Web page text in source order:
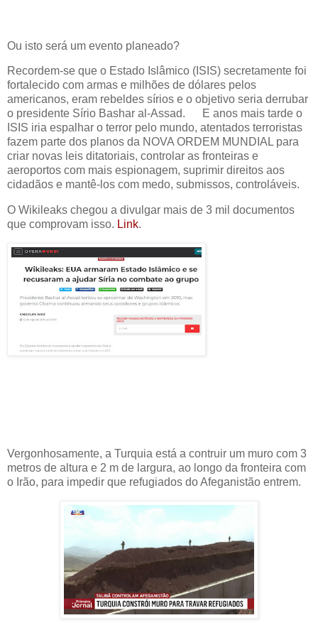
Ou isto será um evento planeado?
Recordem-se que o Estado Islâmico (ISIS) secretamente foi
fortalecido com armas e milhões de dólares pelos
americanos, eram rebeldes sírios e o objetivo seria derrubar
o presidente Sírio Bashar al-Assad. E anos mais tarde o
ISIS iria espalhar o terror pelo mundo, atentados terroristas
fazem parte dos planos da NOVA ORDEM MUNDIAL para
criar novas leis ditatoriais, controlar as fronteiras e
aeroportos com mais espionagem, suprimir direitos aos
cidadãos e mantê-los com medo, submissos, controláveis.
O Wikileaks chegou a divulgar mais de 3 mil documentos
que comprovam isso. Link.
Vergonhosamente, a Turquia está a contruir um muro com 3
metros de altura e 2 m de largura, ao longo da fronteira com
o Irão, para impedir que refugiados do Afeganistão entrem.